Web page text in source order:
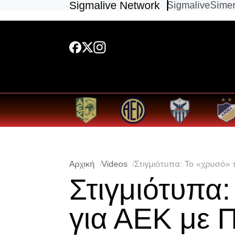
Sigmalive Network Sigmalive
Αρχική Videos Στιγμιότυπα: Το «χρυσό»
για ΑΕΚ με